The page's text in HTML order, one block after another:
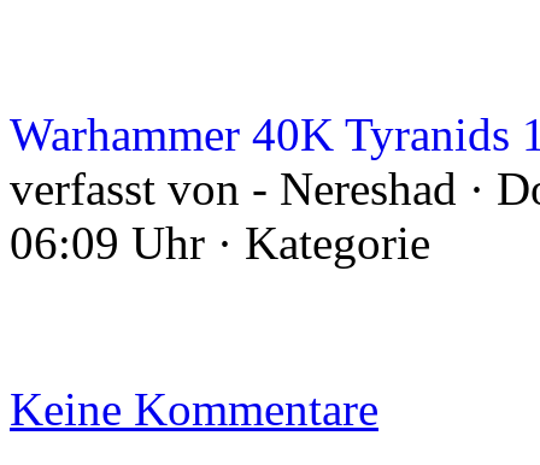
Warhammer 40K Tyranids
verfasst von - Nereshad ·
06:09 Uhr · Kategorie
Keine Kommentare